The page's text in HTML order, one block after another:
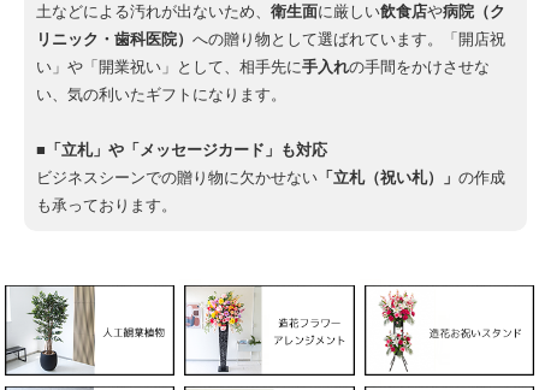
土などによる汚れが出ないため、 衛生面に厳しい飲食店や病院（ク
リニック・歯科医院） への贈り物として選ばれています。「開店祝
い」や「開業祝い」として、相手先に手入れの手間をかけさせな
い、気の利いたギフトになります。
■「立札」や「メッセージカード」も対応
ビジネスシーンでの贈り物に欠かせない 「立札（祝い札）」 の作成
も承っております。